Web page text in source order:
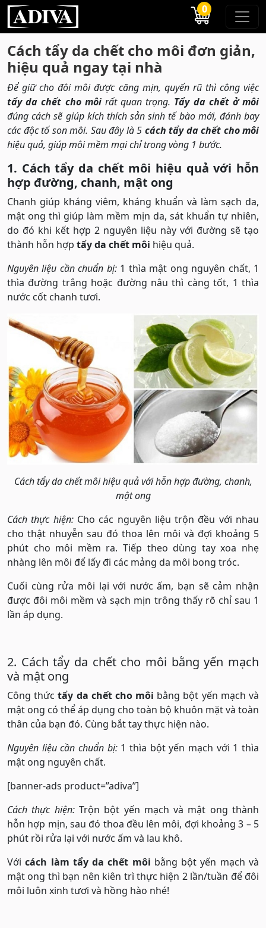
0
Cách tẩy da chết cho môi đơn giản,
hiệu quả ngay tại nhà
Để giữ cho đôi môi được căng mịn, quyến rũ thì công việc
tẩy da chết cho môirất quan trọng. Tẩy da chết ở môi
đúng cách sẽ giúp kích thích sản sinh tế bào mới, đánh bay
các độc tố son môi. Sau đây là 5 cách tẩy da chết cho môi
hiệu quả, giúp môi mềm mại chỉ trong vòng 1 bước.
1. Cách tẩy da chết môi hiệu quả với hỗn
hợp đường, chanh, mật ong
Chanh giúp kháng viêm, kháng khuẩn và làm sạch da,
mật ong thì giúp làm mềm mịn da, sát khuẩn tự nhiên,
do đó khi kết hợp 2 nguyên liệu này với đường sẽ tạo
thành hỗn hợp tẩy da chết môi hiệu quả.
Nguyên liệu cần chuẩn bị:1 thìa mật ong nguyên chất, 1
thìa đường trắng hoặc đường nâu thì càng tốt, 1 thìa
nước cốt chanh tươi.
Cách tẩy da chết môi hiệu quả với hỗn hợp đường, chanh,
mật ong
Cách thực hiện:Cho các nguyên liệu trộn đều với nhau
cho thật nhuyễn sau đó thoa lên môi và đợi khoảng 5
phút cho môi mềm ra. Tiếp theo dùng tay xoa nhẹ
nhàng lên môi để lấy đi các mảng da môi bong tróc.
Cuối cùng rửa môi lại với nước ấm, bạn sẽ cảm nhận
được đôi môi mềm và sạch mịn trông thấy rõ chỉ sau 1
lần áp dụng.
2. Cách tẩy da chết cho môi bằng yến mạch
và mật ong
Công thứctẩy da chết cho môi bằng bột yến mạch và
mật ong có thể áp dụng cho toàn bộ khuôn mặt và toàn
thân của bạn đó. Cùng bắt tay thực hiện nào.
Nguyên liệu cần chuẩn bị:1 thìa bột yến mạch với 1 thìa
mật ong nguyên chất.
[banner-ads product=”adiva”]
Cách thực hiện:Trộn bột yến mạch và mật ong thành
hỗn hợp mịn, sau đó thoa đều lên môi, đợi khoảng 3 – 5
phút rồi rửa lại với nước ấm và lau khô.
Vớicách làm tẩy da chết môi bằng bột yến mạch và
mật ong thì bạn nên kiên trì thực hiện 2 lần/tuần để đôi
môi luôn xinh tươi và hồng hào nhé!